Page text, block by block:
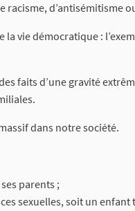
d’antisémitisme
vie démocratique :
faits d’une gravité
dans notre société.
parents ;
sexuelles, soit un